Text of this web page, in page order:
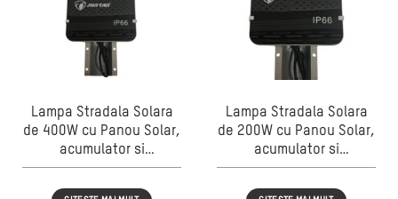
Lampa Stradala Solara
de 400W cu Panou Solar,
acumulator si
telecomanda
Lampa Stradala Solara
de 200W cu Panou Solar,
acumulator si
telecomanda